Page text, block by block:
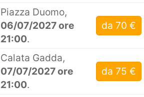
Piazza Duomo,
06/07/2027 ore
21:00.
da 70 €
Calata Gadda,
07/07/2027 ore
21:00.
da 75 €